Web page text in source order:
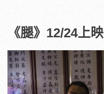
《腿》12/24上映